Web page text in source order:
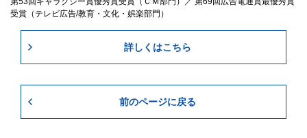
受賞（テレビ広告/教育・文化・娯楽部門）
詳しくはこちら
前のページに戻る